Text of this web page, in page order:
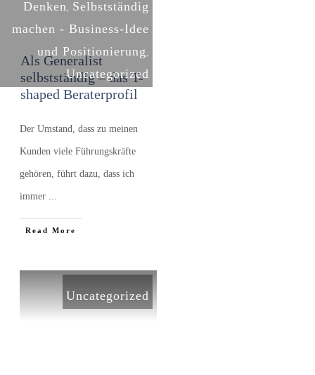
Denken Selbstständig
machen - Business-Idee
und Positionierung
Uncategorized
Als Generalist
selbstständig – das T-
shaped Beraterprofil
Der Umstand, dass zu meinen
Kunden viele Führungskräfte
gehören, führt dazu, dass ich
immer ...
​Read More
Uncategorized